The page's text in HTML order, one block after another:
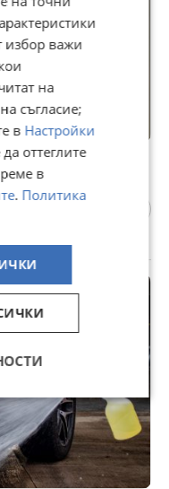
за измиване
литра
избор важи
на
съгласие;
в Настройки
оттеглите
в
. Политика